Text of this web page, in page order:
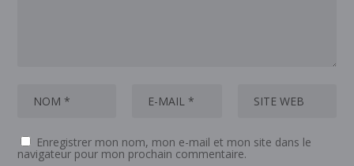
Enregistrer mon nom, mon e-mail et mon site dans le
navigateur pour mon prochain commentaire.